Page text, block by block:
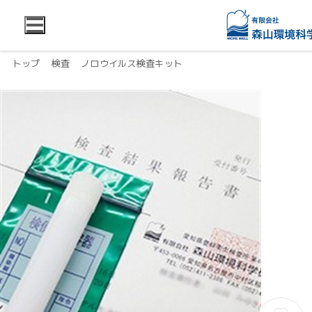
トップ 検査 ノロウイルス検査キット